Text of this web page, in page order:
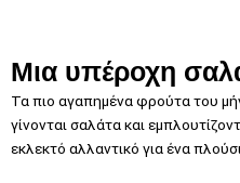
Μια υπέροχη
Τα πιο αγαπημένα φρούτα του
γίνονται σαλάτα και
εκλεκτό αλλαντικό για ένα